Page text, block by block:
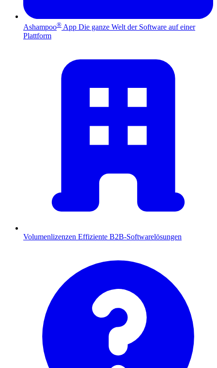
Ashampoo® App Die ganze Welt der Software auf einer
Plattform
Volumenlizenzen Effiziente B2B-Softwarelösungen